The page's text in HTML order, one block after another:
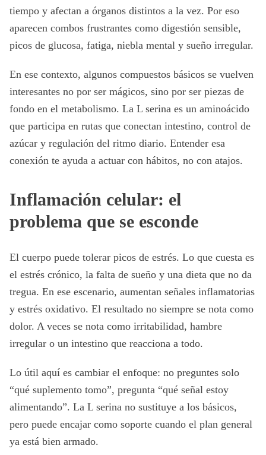
tiempo y afectan a órganos distintos a la vez. Por eso
aparecen combos frustrantes como digestión sensible,
picos de glucosa, fatiga, niebla mental y sueño irregular.
En ese contexto, algunos compuestos básicos se vuelven
interesantes no por ser mágicos, sino por ser piezas de
fondo en el metabolismo. La L serina es un aminoácido
que participa en rutas que conectan intestino, control de
azúcar y regulación del ritmo diario. Entender esa
conexión te ayuda a actuar con hábitos, no con atajos.
Inflamación celular: el
problema que se esconde
El cuerpo puede tolerar picos de estrés. Lo que cuesta es
el estrés crónico, la falta de sueño y una dieta que no da
tregua. En ese escenario, aumentan señales inflamatorias
y estrés oxidativo. El resultado no siempre se nota como
dolor. A veces se nota como irritabilidad, hambre
irregular o un intestino que reacciona a todo.
Lo útil aquí es cambiar el enfoque: no preguntes solo
“qué suplemento tomo”, pregunta “qué señal estoy
alimentando”. La L serina no sustituye a los básicos,
pero puede encajar como soporte cuando el plan general
ya está bien armado.